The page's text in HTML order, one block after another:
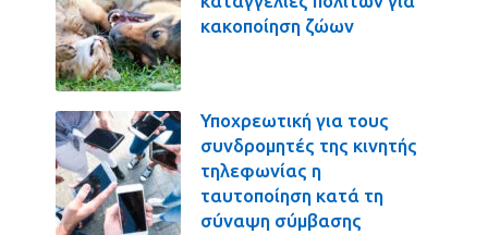
κακοποίηση ζώων
Υποχρεωτική για τους
συνδρομητές της κινητής
τηλεφωνίας η
ταυτοποίηση κατά τη
σύναψη σύμβασης